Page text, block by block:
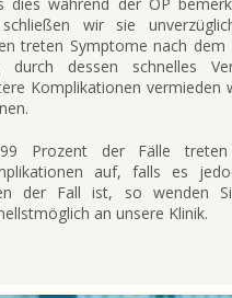
wir sie
treten Symptome nach dem
durch dessen schnelles
Komplikationen vermieden
Prozent der Fälle treten
auf, falls es
der Fall ist, so wenden
an unsere Klinik.